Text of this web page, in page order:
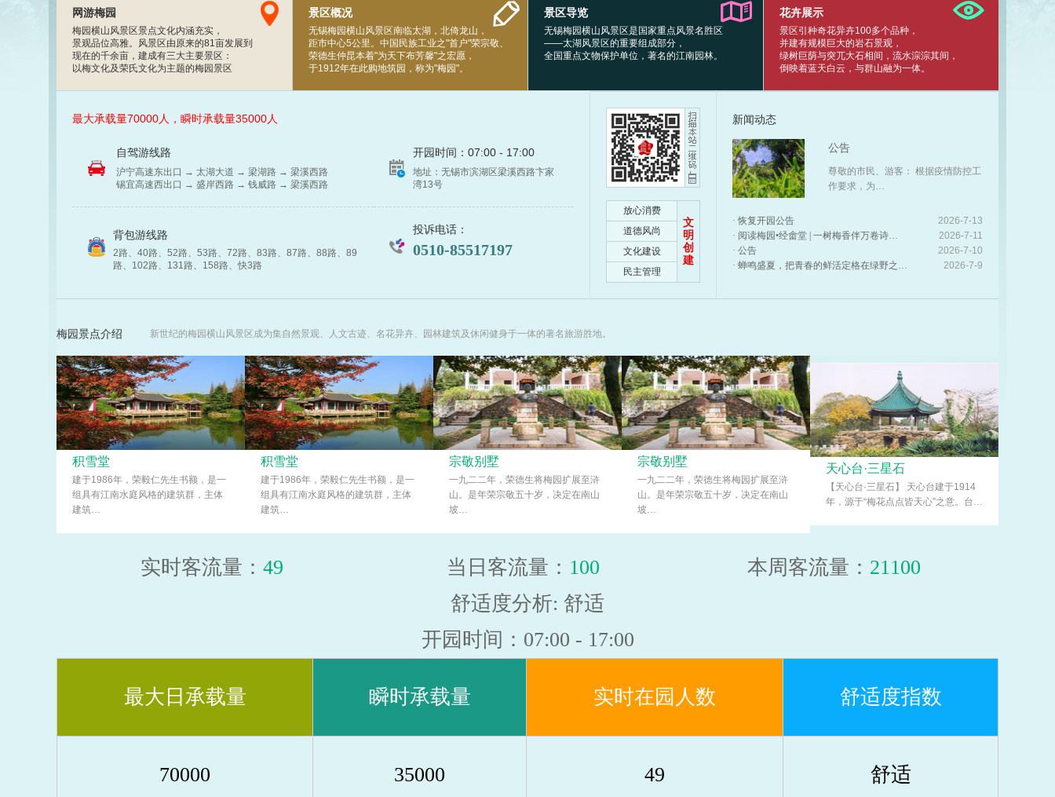
网游梅园
梅园横山风景区景点文化内涵充实，
景观品位高雅。风景区由原来的81亩发展到
现在的千余亩，建成有三大主要景区：
以梅文化及荣氏文化为主题的梅园景区
景区概况
无锡梅园横山风景区南临太湖，北倚龙山，
距市中心5公里。中国民族工业之"首户"荣宗敬、
荣德生仲昆本着"为天下布芳馨"之宏愿，
于1912年在此购地筑园，称为"梅园"。
景区导览
无锡梅园横山风景区是国家重点风景名胜区
——太湖风景区的重要组成部分，
全国重点文物保护单位，著名的江南园林。
花卉展示
景区引种奇花异卉100多个品种，
并建有规模巨大的岩石景观，
绿树巨荫与突兀大石相间，流水淙淙其间，
倒映着蓝天白云，与群山融为一体。
最大承载量70000人，瞬时承载量35000人
自驾游线路
沪宁高速东出口→太湖大道→梁湖路→梁溪西路
锡宜高速西出口→盛岸西路→钱威路→梁溪西路
开园时间：07:00-17:00
地址：无锡市滨湖区梁溪西路卞家
湾13号
背包游线路
2路、40路、52路、53路、72路、83路、87路、88路、89
路、102路、131路、158路、快3路
投诉电话：
0510-85517197
放心消费
文
明
创
建
道德风尚
文化建设
民主管理
新闻动态
公告
尊敬的市民、游客：根据疫情防控工
作要求，为…
·恢复开园公告
2026-7-13
·阅读梅园•经畬堂|一树梅香伴万卷诗…
2026-7-11
·公告
2026-7-10
·蝉鸣盛夏，把青春的鲜活定格在绿野之…
2026-7-9
梅园景点介绍 新世纪的梅园横山风景区成为集自然景观、人文古迹、名花异卉、园林建筑及休闲健身于一体的著名旅游胜地。
积雪堂
建于1986年，荣毅仁先生书额，是一
组具有江南水庭风格的建筑群，主体
建筑…
积雪堂
建于1986年，荣毅仁先生书额，是一
组具有江南水庭风格的建筑群，主体
建筑…
宗敬别墅
一九二二年，荣德生将梅园扩展至浒
山。是年荣宗敬五十岁，决定在南山
坡…
宗敬别墅
一九二二年，荣德生将梅园扩展至浒
山。是年荣宗敬五十岁，决定在南山
坡…
天心台·三星石
【天心台·三星石】天心台建于1914
年，源于“梅花点点皆天心”之意。台…
实时客流量： 49 当日客流量： 100 本周客流量： 21100
舒适度分析: 舒适
开园时间：07:00-17:00
最大日承载量 瞬时承载量 实时在园人数 舒适度指数
70000 35000 49 舒适